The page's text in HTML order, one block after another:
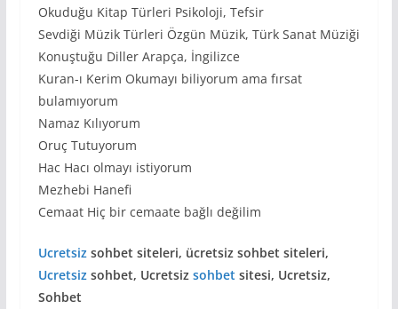
Okuduğu Kitap Türleri Psikoloji, Tefsir
Sevdiği Müzik Türleri Özgün Müzik, Türk Sanat Müziği
Konuştuğu Diller Arapça, İngilizce
Kuran-ı Kerim Okumayı biliyorum ama fırsat
bulamıyorum
Namaz Kılıyorum
Oruç Tutuyorum
Hac Hacı olmayı istiyorum
Mezhebi Hanefi
Cemaat Hiç bir cemaate bağlı değilim
Ucretsizsohbet siteleri, ücretsiz sohbet siteleri,
Ucretsizsohbet, Ucretsiz sohbet sitesi, Ucretsiz,
Sohbet